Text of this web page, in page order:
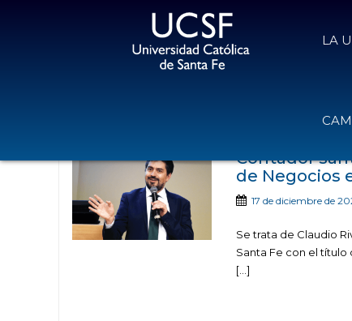
LA
Contador
de Negocios
17 de diciembre de
Se trata de Claudio
Santa Fe con el
[…]